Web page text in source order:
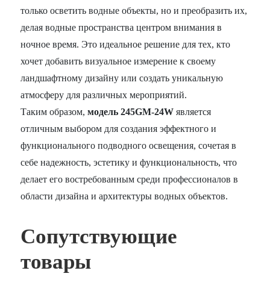
только осветить водные объекты, но и преобразить их,
делая водные пространства центром внимания в
ночное время. Это идеальное решение для тех, кто
хочет добавить визуальное измерение к своему
ландшафтному дизайну или создать уникальную
атмосферу для различных мероприятий.
Таким образом,модель 245GM-24W является
отличным выбором для создания эффектного и
функционального подводного освещения, сочетая в
себе надежность, эстетику и функциональность, что
делает его востребованным среди профессионалов в
области дизайна и архитектуры водных объектов.
Сопутствующие
товары